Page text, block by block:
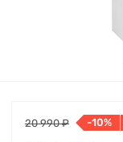
20 990 ₽ -10%